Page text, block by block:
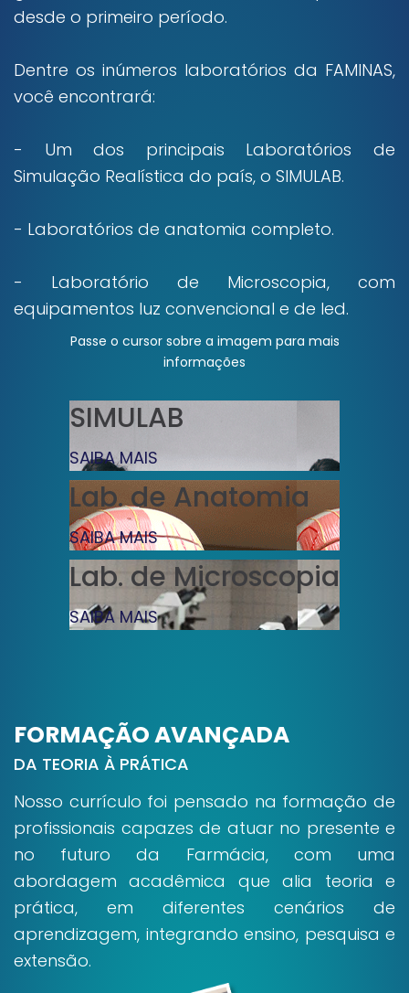
Passe o cursor sobre a imagem para mais
informações
SIMULAB
SAIBA MAIS
Lab. de Anatomia
SAIBA MAIS
Lab. de Microscopia
SAIBA MAIS
desde o primeiro período.
Dentre os inúmeros laboratórios da FAMINAS,
você encontrará:
- Um dos principais Laboratórios de
Simulação Realística do país, o SIMULAB.
- Laboratórios de anatomia completo.
- Laboratório de Microscopia, com
equipamentos luz convencional e de led.
FORMAÇÃO AVANÇADA
DA TEORIA À PRÁTICA
Nosso currículo foi pensado na formação de
profissionais capazes de atuar no presente e
no futuro da Farmácia, com uma
abordagem acadêmica que alia teoria e
prática, em diferentes cenários de
aprendizagem, integrando ensino, pesquisa e
extensão.